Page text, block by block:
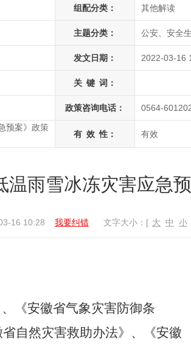
组配分类： 其他解读
主题分类： 公安、安全
发文日期： 2022-03-16
关 键 词：
政策咨询电话： 0564-
预案》政策
有 效 性： 有效
温雨雪冰冻灾害应急
16 10:28 我要纠错 文字大小：[ 大 中 小
《安徽省气象灾害防御条
自然灾害救助办法》、《安徽